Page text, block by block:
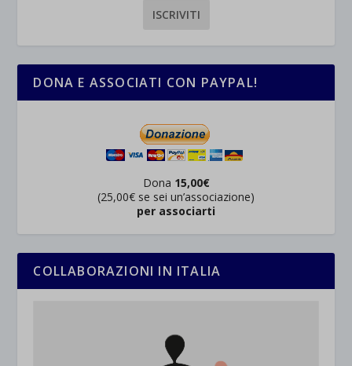
DONA E ASSOCIATI CON PAYPAL!
Dona 15,00€
(25,00€ se sei un’associazione)
per associarti
COLLABORAZIONI IN ITALIA
esplicitamente categorizzati.
et-saved-post*